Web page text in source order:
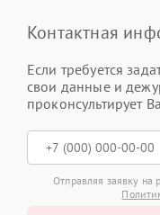
Контактная
Если требуется
свои данные и
проконсультирует
Отправляя заявку на